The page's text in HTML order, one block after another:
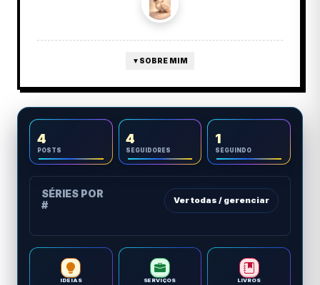
▼ SOBRE MIM
4
POSTS
4
SEGUIDORES
1
SEGUINDO
SÉRIES POR
#
Ver todas / gerenciar
IDEIAS SERVIÇOS LIVROS